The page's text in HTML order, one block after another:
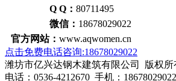
Q Q： 80711495
微信： 18678029022
官方网站： www.aqwomen.cn
点击免费电话咨询:18678029022
潍坊市亿兴达钢木建筑有限公司 版权所
电话：0536-4212670 手机：18678029022